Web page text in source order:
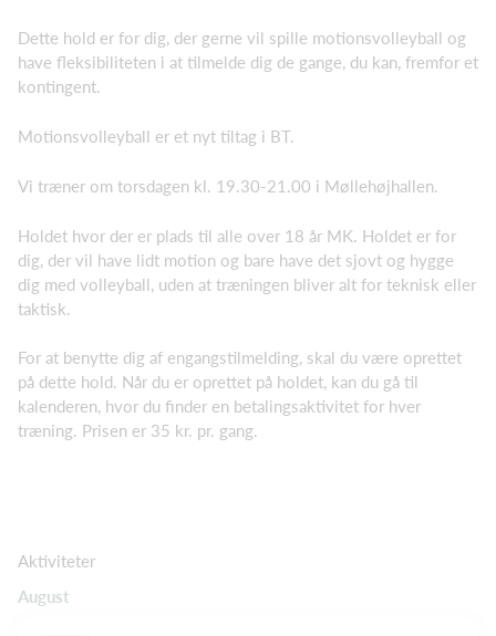
Dette hold er for dig, der gerne vil spille motionsvolleyball og
have fleksibiliteten i at tilmelde dig de gange, du kan, fremfor et
kontingent.
Motionsvolleyball er et nyt tiltag i BT.
Vi træner om torsdagen kl. 19.30-21.00 i Møllehøjhallen.
Holdet hvor der er plads til alle over 18 år MK. Holdet er for
dig, der vil have lidt motion og bare have det sjovt og hygge
dig med volleyball, uden at træningen bliver alt for teknisk eller
taktisk.
For at benytte dig af engangstilmelding, skal du være oprettet
på dette hold. Når du er oprettet på holdet, kan du gå til
kalenderen, hvor du finder en betalingsaktivitet for hver
træning. Prisen er 35 kr. pr. gang.
Aktiviteter
August